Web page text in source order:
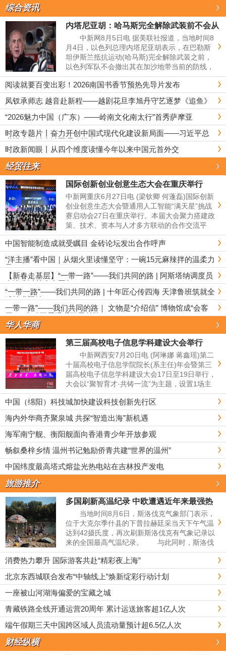
综合资讯
内塔尼亚胡：哈马斯完全解除武装前不会从
加沙撤军
中新网8月5日电 据美联社报道，当地时间8
月4日，以色列总理内塔尼亚胡表示，在巴勒斯
坦伊斯兰抵抗运动(哈马斯)完全解除武装之前，
以色列军队不会撤出其在加沙地带当前的防线，
并表示以方并未接受美方宣布的相关方案。
报道称，内塔尼亚胡的此番...
阅读就要百变出彩！2026南国书香节预热先导片发布
凤钗承师志 越音赴新程——越剧花旦李旭丹守艺逐梦《追鱼》
“2026魅力中国（广东）——岭南文化南太行”首秀萨摩亚
时政专题片丨奋力开创中国式现代化建设新局面——习近平总
书记今年以来治国理政纪实
时政新闻眼丨从四个维度读懂今年以来中国元首外交
经贸往来
国际创新创业创意生态大会在重庆举行
中新网重庆6月27日电 (梁钦卿 何蓬磊)国际创新
创业创意生态大会暨通用人工智能“满天星”挑战
赛启动会27日在重庆举行。本届大会聚力搭建政
策、技术、资本与人才多方联动的合作交流平
台，探索人工智能全域赋能下产业迭代转型、提
质升级全新路径。 当前，通用人工...
中国智能制造成就受瞩目 金砖论坛发出合作呼声
“洋主播”看中国｜从烟火里读懂坚守：一碗15元麻辣拌的温柔力
量
【新春走基层】“一带一路”——我们共同的路 | 阿斯塔纳调度员
在津度过首个中国年 The Belt and Road Initiative——Our Share
d Path | Train Dispatchers from Astana Celebrating Their First C
hinese Lunar New Year in Tianjin
“一带一路”——我们共同的路 | 十年匠心传四海 天津鲁班筑就全
球技术驿站 The Belt and Road Initiative——Our Shared Path |
A Decade of Craftsmanship Shared with the World Luban Work
shops from Tianjin to Be Global Technical Exchange Hubs
一带一路”——我们共同的路｜ 文物是“介绍信” 博物馆成“会客
厅”！ 中哈互展温暖万里丝路 The Belt and Road Initiative—Our
Shared Path | Artifacts as Ambassadors, and Museums as Mee
ting Rooms: China-Kazakhstan Reciprocal Exhibitions Warm Bo
nds Along the Silk Road
华人华商
第三届高校电子信息学科建设大会举行
中新网西安7月20日电 (阿琳娜 蒋鑫瑶)第二
十届高校电子信息学院院长(系主任)年会暨第三
届高校电子信息学科建设大会17日至19日举行，
大会以“聚智育才·共铸一流”为主题，设置1场主
论坛、17场分论坛、2场圆桌会议，并设立高校
教师岗位现场招聘会。&emsp...
中国（绵阳）科技城加快建设科技创新先行区
海内外华商齐聚泉城 共探“智造出海”新机遇
海军南宁舰、衡阳舰面向香港青少年开放参观
畅叙桑梓乡情 温州书记勉励侨青共建“世界的温州”
中国纬度最高塔式熔盐光热电站在吉林投产发电
旅游推介
多国刷新高温纪录 中欧遭遇近年来最强热
当地时间8月6日，斯洛伐克气象部门表示，
位于大克尔季什县的下普拉赫廷采当天下午气温
达到42摄氏度，再次刷新斯洛伐克有气象记录以
来的全国最高气温纪录。 与此同时，斯洛伐
克西部城市斯卡利察夜间最低气温仍高达28.4摄
氏度，创下该国历史最高...
消费热力攀升 国际游客共赴“精彩夜上海”
北京东西城联合发布“中轴线上”焕新绽彩行动计划
一座被山河湖海偏爱的宝藏之城
青藏铁路全线开通运营20周年 累计运送旅客超1亿人次
端午假期三天中国跨区域人员流动量预计超6.5亿人次
财经纵横